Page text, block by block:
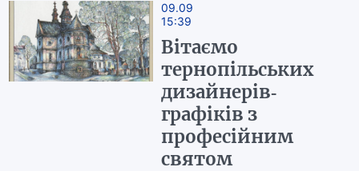
09.09
15:39
Вітаємо
тернопільських
дизайнерів-
графіків з
професійним
святом